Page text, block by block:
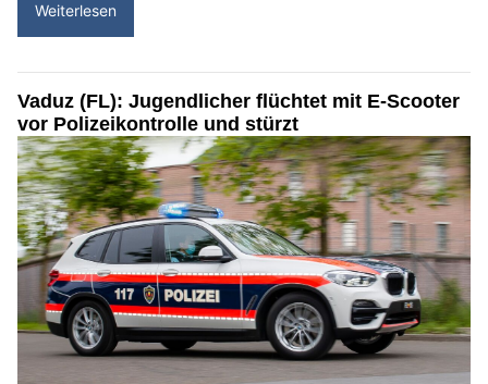
Weiterlesen
Vaduz (FL): Jugendlicher flüchtet mit E-Scooter
vor Polizeikontrolle und stürzt